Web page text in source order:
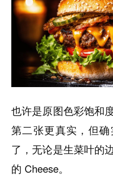
也许是原图色彩饱和
第二张更真实，但
了，无论是生菜叶的
的 Cheese。